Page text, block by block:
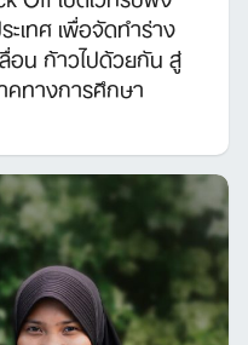
เทศ เพื่อจัดทำร่าง
อน ก้าวไปด้วยกัน สู่
ทางการศึกษา